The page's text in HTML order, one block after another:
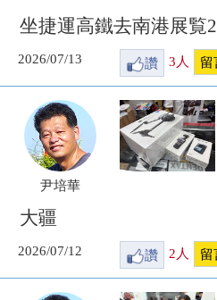
坐捷運高鐵去南港展覧
2026/07/13 讚 3 人 留
尹培華
大疆
2026/07/12 讚 2 人 留